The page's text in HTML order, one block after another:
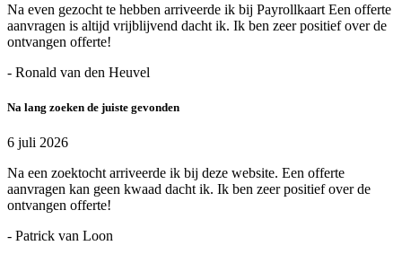
Na even gezocht te hebben arriveerde ik bij Payrollkaart Een offerte
aanvragen is altijd vrijblijvend dacht ik. Ik ben zeer positief over de
ontvangen offerte!
- Ronald van den Heuvel
Na lang zoeken de juiste gevonden
6 juli 2026
Na een zoektocht arriveerde ik bij deze website. Een offerte
aanvragen kan geen kwaad dacht ik. Ik ben zeer positief over de
ontvangen offerte!
- Patrick van Loon